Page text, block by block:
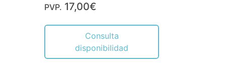
PVP. 17,00€
Consulta
disponibilidad